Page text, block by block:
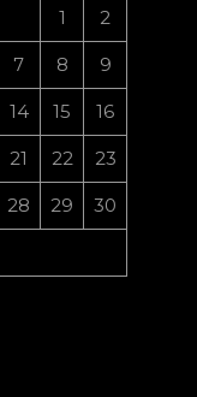
1 2
7 8 9
14 15 16
21 22 23
28 29 30